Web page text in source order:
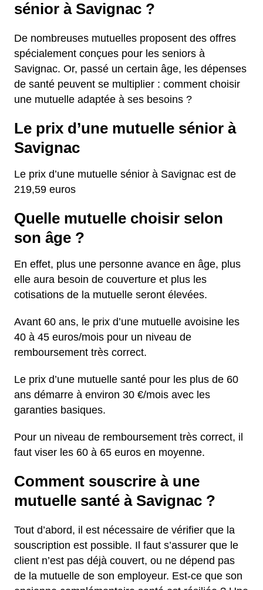
sénior à Savignac ?
De nombreuses mutuelles proposent des offres
spécialement conçues pour les seniors à
Savignac. Or, passé un certain âge, les dépenses
de santé peuvent se multiplier : comment choisir
une mutuelle adaptée à ses besoins ?
Le prix d’une mutuelle sénior à
Savignac
Le prix d’une mutuelle sénior à Savignac est de
219,59 euros
Quelle mutuelle choisir selon
son âge ?
En effet, plus une personne avance en âge, plus
elle aura besoin de couverture et plus les
cotisations de la mutuelle seront élevées.
Avant 60 ans, le prix d’une mutuelle avoisine les
40 à 45 euros/mois pour un niveau de
remboursement très correct.
Le prix d’une mutuelle santé pour les plus de 60
ans démarre à environ 30 €/mois avec les
garanties basiques.
Pour un niveau de remboursement très correct, il
faut viser les 60 à 65 euros en moyenne.
Comment souscrire à une
mutuelle santé à Savignac ?
Tout d’abord, il est nécessaire de vérifier que la
souscription est possible. Il faut s’assurer que le
client n’est pas déjà couvert, ou ne dépend pas
de la mutuelle de son employeur. Est-ce que son